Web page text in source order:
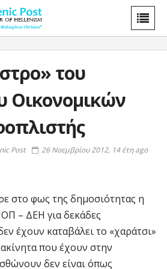
του
Οικονομικών
Post
26 Νοεμβρίου 2012, 14 έτη ago
στο φως της δημοσιότητας η
– ΔΕΗ για δεκάδες
έχουν καταβάλει το «χαράτσι»
που έχουν στην
δεν είναι όπως